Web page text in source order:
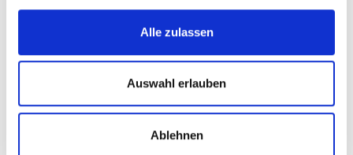
Alle zulassen
Auswahl erlauben
Ablehnen
Schneeräumschilder
Traktorzubehör